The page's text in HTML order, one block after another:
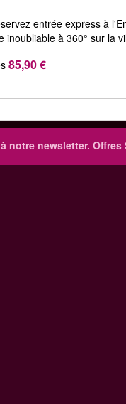
entrée express à
inoubliable à 360° sur la
85,90 €
notre newsletter.